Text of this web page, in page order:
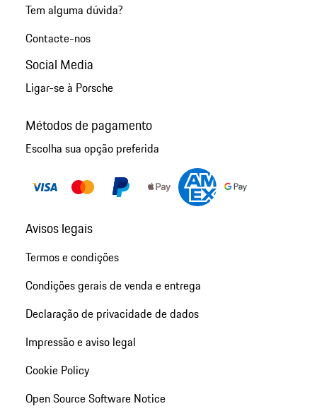
Tem alguma dúvida?
Contacte-nos
Social Media
Ligar-se à Porsche
Métodos de pagamento
Escolha sua opção preferida
Avisos legais
Termos e condições
Condições gerais de venda e entrega
Declaração de privacidade de dados
Impressão e aviso legal
Cookie Policy
Open Source Software Notice